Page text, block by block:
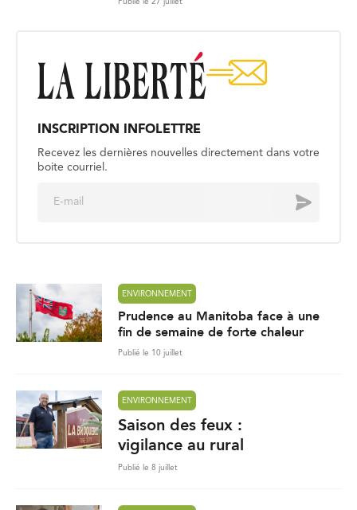
INSCRIPTION INFOLETTRE
Recevez les dernières nouvelles directement dans votre
boite courriel.
Envoyer
ENVIRONNEMENT
Prudence au Manitoba face à une
fin de semaine de forte chaleur
Publié le 10 juillet
ENVIRONNEMENT
Saison des feux :
vigilance au rural
Publié le 8 juillet